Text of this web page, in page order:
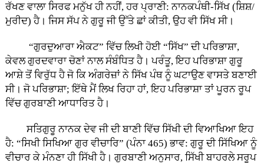
ਰੱਖਣ ਵਾਲਾ ਸਿਰਫ ਮਨੁੱਖ ਹੀ ਨਹੀਂ, ਹਰ ਪ੍ਰਾਣੀ: ਨਾਨਕਪੰਥੀ-ਸਿੱਖ (ਸ਼ਿਸ਼/
ਮੁਰੀਦ) ਹੈ। ਜਿਸ ਸੱਪ ਨੇ ਗੁਰੂ ਜੀ ਉੱਤੇ ਛਾਂ ਕੀਤੀ, ਉਹ ਵੀ ਸਿੱਖ ਸੀ।
“ਗੁਰਦੁਆਰਾ ਐਕਟ” ਵਿੱਚ ਲਿਖੀ ਹੋਈ “ਸਿੱਖ” ਦੀ ਪਰਿਭਾਸ਼ਾ,
ਕੇਵਲ ਗੁਰਦਵਾਰਾ ਚੋਣਾਂ ਨਾਲ ਸੰਬੰਧਿਤ ਹੈ। ਪਰੰਤੂ, ਇਹ ਪਰਿਭਾਸ਼ਾ ਗੁਰੂ
ਆਸ਼ੇ ਤੋਂ ਵਿਰੁੱਧ ਹੈ ਜੋ ਕਿ ਅੰਗਰੇਜ਼ਾਂ ਨੇ ਸਿੱਖ ਪੰਥ ਨੂੰ ਘਟਾਉਣ ਵਾਸਤੇ ਬਣਾਈ
ਸੀ। ਜੋ ਪਰਿਭਾਸ਼ਾ; ਇੱਥੇ ਮੈਂ ਲਿਖ ਰਿਹਾ ਹਾਂ, ਇਹ ਪਰਿਭਾਸ਼ਾ ਤਾਂ ਪੂਰਨ ਰੂਪ
ਵਿੱਚ ਗੁਰਬਾਣੀ ਆਧਾਰਿਤ ਹੈ।
ਸਤਿਗੁਰੂ ਨਾਨਕ ਦੇਵ ਜੀ ਦੀ ਬਾਣੀ ਵਿੱਚ ਸਿੱਖੀ ਦੀ ਵਿਆਖਿਆ ਇਹ
ਹੈ: “ਸਿਖੀ ਸਿਖਿਆ ਗੁਰ ਵੀਚਾਰਿ” (ਪੰਨਾ 465) ਭਾਵ: ਗੁਰੂ ਦੀ ਸਿੱਖਿਆ ਨੂੰ
ਵੀਚਾਰ ਕੇ ਮੰਨਣਾ ਹੀ ਸਿੱਖੀ ਹੈ। ਗੁਰਬਾਣੀ ਅਨੁਸਾਰ, ਸਿੱਖੀ ਬਾਹਰਲੇ ਸਰੂਪ